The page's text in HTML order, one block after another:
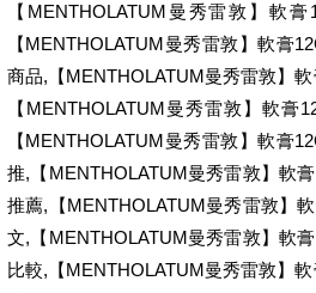
【MENTHOLATUM曼秀雷敦】軟
【MENTHOLATUM曼秀雷敦】軟膏
商品,【MENTHOLATUM曼秀雷敦】
【MENTHOLATUM曼秀雷敦】軟膏
【MENTHOLATUM曼秀雷敦】軟膏
推,【MENTHOLATUM曼秀雷敦】軟
推薦,【MENTHOLATUM曼秀雷敦】
文,【MENTHOLATUM曼秀雷敦】軟
比較,【MENTHOLATUM曼秀雷敦】